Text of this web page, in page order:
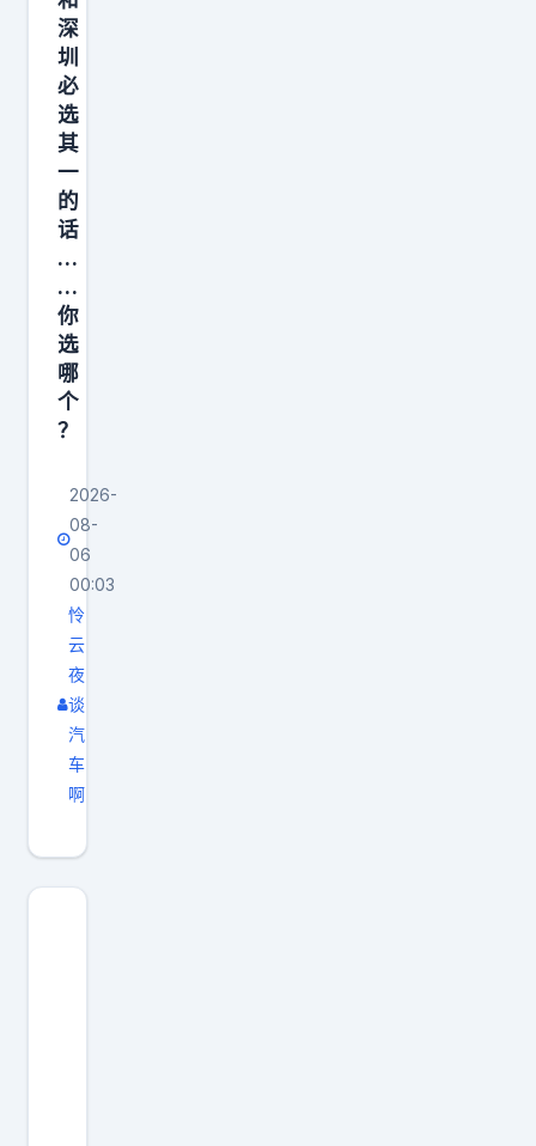
深
圳
必
选
其
一
的
话
…
…
你
选
哪
个
？
2026-
08-
06
00:03
怜
云
夜
谈
汽
车
啊